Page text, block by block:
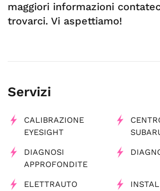
maggiori informazioni
trovarci. Vi aspettiamo!
Servizi
CALIBRAZIONE
EYESIGHT
DIAGNOSI
APPROFONDITE
ELETTRAUTO